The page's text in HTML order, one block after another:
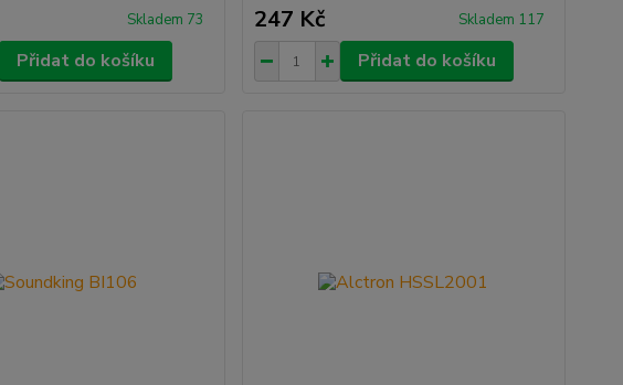
Skladem 73
Přidat do košíku
247 Kč Skladem 117
Přidat do košíku